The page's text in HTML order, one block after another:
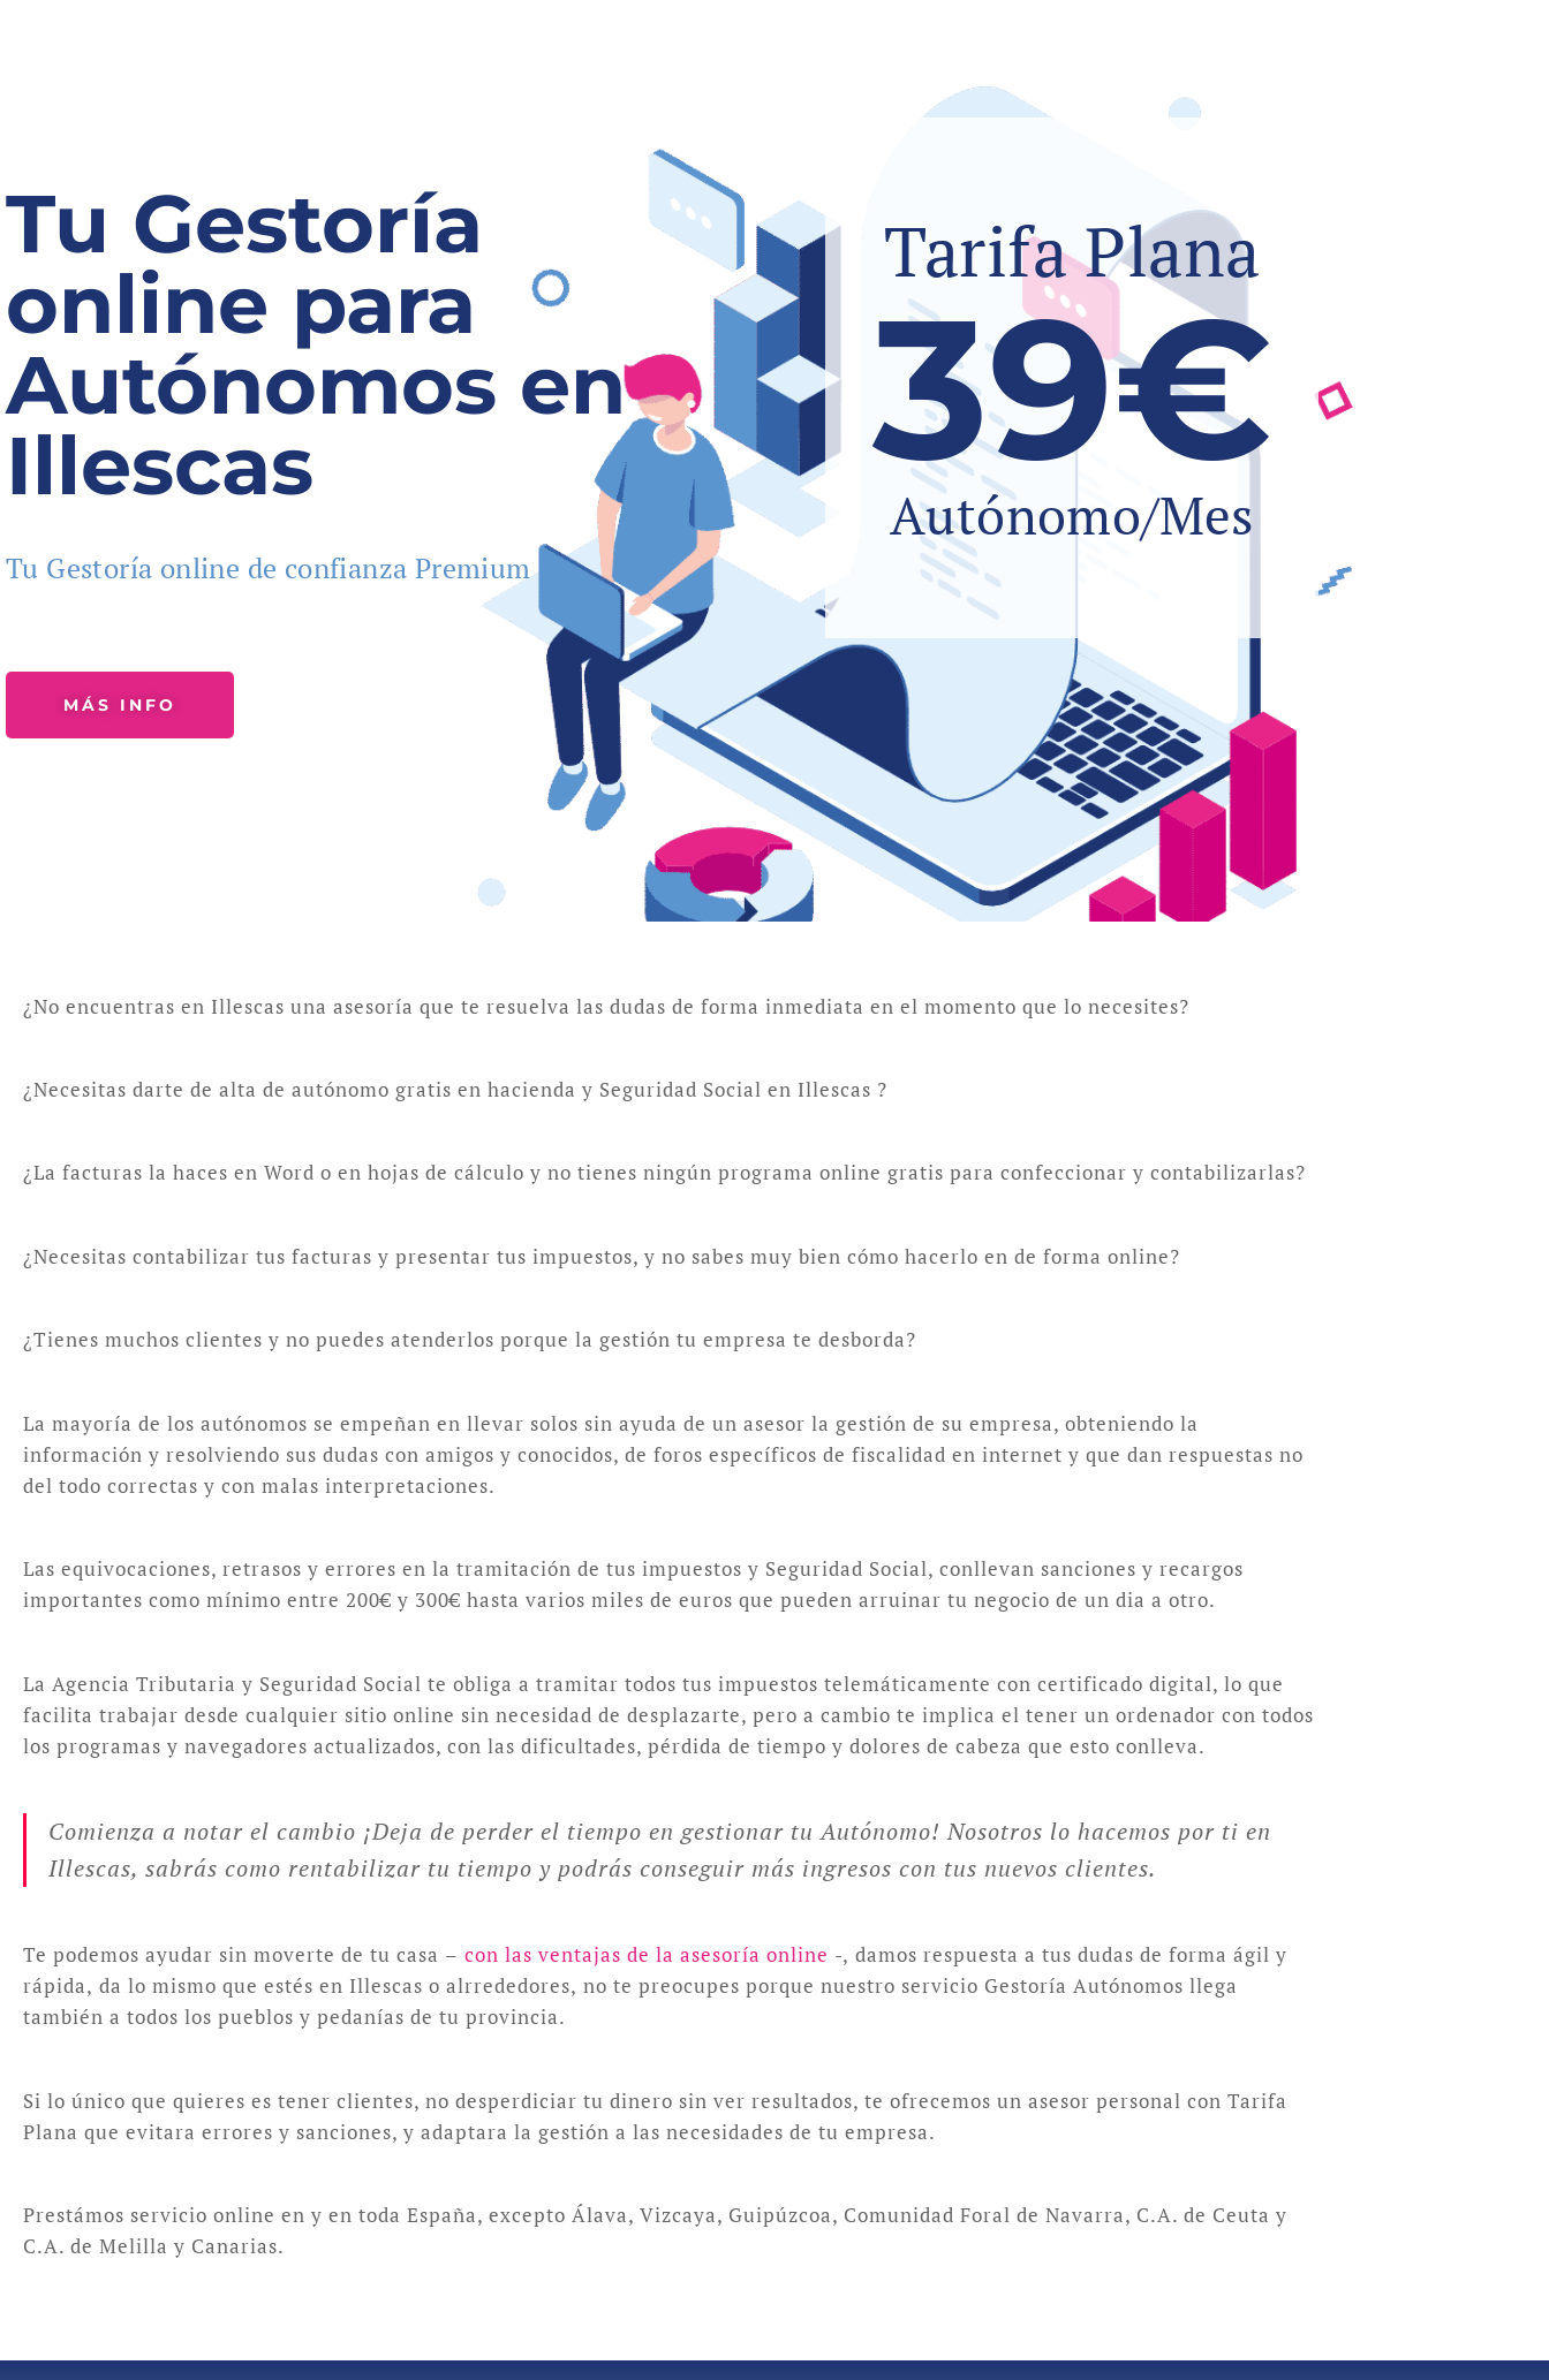
Tu Gestoría
online para
Autónomos en
Illescas
Tu Gestoría online de confianza Premium
MÁS INFO
Tarifa Plana
39€
Autónomo/Mes
¿No encuentras en Illescas una asesoría que te resuelva las dudas de forma inmediata en el momento que lo necesites?
¿Necesitas darte de alta de autónomo gratis en hacienda y Seguridad Social en Illescas ?
¿La facturas la haces en Word o en hojas de cálculo y no tienes ningún programa online gratis para confeccionar y contabilizarlas?
¿Necesitas contabilizar tus facturas y presentar tus impuestos, y no sabes muy bien cómo hacerlo en de forma online?
¿Tienes muchos clientes y no puedes atenderlos porque la gestión tu empresa te desborda?
La mayoría de los autónomos se empeñan en llevar solos sin ayuda de un asesor la gestión de su empresa, obteniendo la
información y resolviendo sus dudas con amigos y conocidos, de foros específicos de fiscalidad en internet y que dan respuestas no
del todo correctas y con malas interpretaciones.
Las equivocaciones, retrasos y errores en la tramitación de tus impuestos y Seguridad Social, conllevan sanciones y recargos
importantes como mínimo entre 200€ y 300€ hasta varios miles de euros que pueden arruinar tu negocio de un dia a otro.
La Agencia Tributaria y Seguridad Social te obliga a tramitar todos tus impuestos telemáticamente con certificado digital, lo que
facilita trabajar desde cualquier sitio online sin necesidad de desplazarte, pero a cambio te implica el tener un ordenador con todos
los programas y navegadores actualizados, con las dificultades, pérdida de tiempo y dolores de cabeza que esto conlleva.
Comienza a notar el cambio ¡Deja de perder el tiempo en gestionar tu Autónomo! Nosotros lo hacemos por ti en
Illescas, sabrás como rentabilizar tu tiempo y podrás conseguir más ingresos con tus nuevos clientes.
Te podemos ayudar sin moverte de tu casa – con las ventajas de la asesoría online -, damos respuesta a tus dudas de forma ágil y
rápida, da lo mismo que estés en Illescas o alrrededores, no te preocupes porque nuestro servicio Gestoría Autónomos llega
también a todos los pueblos y pedanías de tu provincia.
Si lo único que quieres es tener clientes, no desperdiciar tu dinero sin ver resultados, te ofrecemos un asesor personal con Tarifa
Plana que evitara errores y sanciones, y adaptara la gestión a las necesidades de tu empresa.
Prestámos servicio online en y en toda España, excepto Álava, Vizcaya, Guipúzcoa, Comunidad Foral de Navarra, C.A. de Ceuta y
C.A. de Melilla y Canarias.